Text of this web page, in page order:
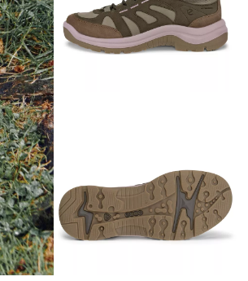
Обувь со скидками
Аутлет